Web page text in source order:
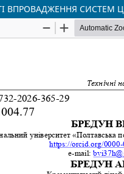
ВПРОВАДЖЕННЯ СИСТЕМ